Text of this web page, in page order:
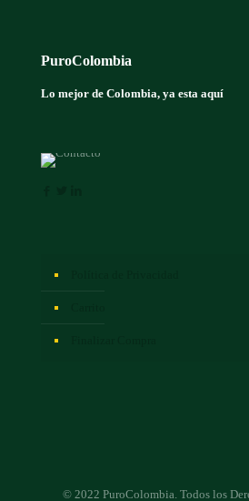
PuroColombia
Lo mejor de Colombia, ya esta aquí
© 2022 PuroColombia. Todos los